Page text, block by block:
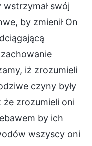
swój
by zmienił On
iż zrozumieli
czyny były
że zrozumieli oni
by ich
wszyscy oni